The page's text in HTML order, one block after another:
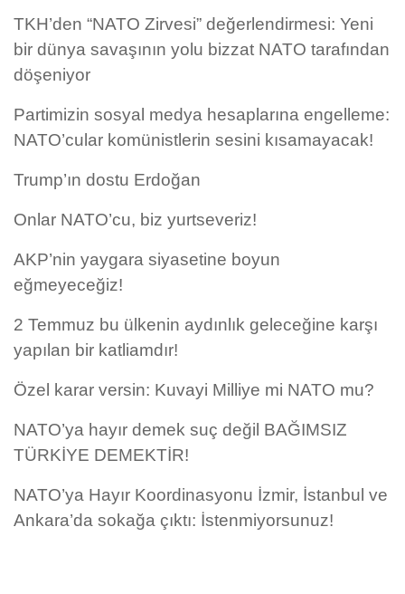
TKH’den “NATO Zirvesi” değerlendirmesi: Yeni
bir dünya savaşının yolu bizzat NATO tarafından
döşeniyor
Partimizin sosyal medya hesaplarına engelleme:
NATO’cular komünistlerin sesini kısamayacak!
Trump’ın dostu Erdoğan
Onlar NATO’cu, biz yurtseveriz!
AKP’nin yaygara siyasetine boyun
eğmeyeceğiz!
2 Temmuz bu ülkenin aydınlık geleceğine karşı
yapılan bir katliamdır!
Özel karar versin: Kuvayi Milliye mi NATO mu?
NATO’ya hayır demek suç değil BAĞIMSIZ
TÜRKİYE DEMEKTİR!
NATO’ya Hayır Koordinasyonu İzmir, İstanbul ve
Ankara’da sokağa çıktı: İstenmiyorsunuz!